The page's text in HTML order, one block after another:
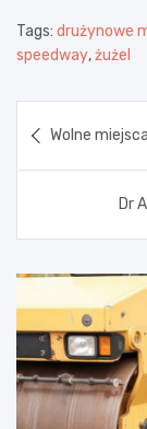
Tags: drużynowe
speedway,żużel
wpisu
Wolne
Dr